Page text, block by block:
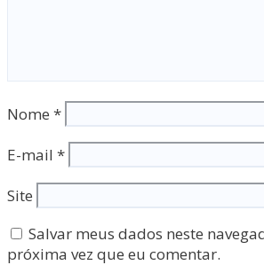
Nome *
E-mail *
Site
Salvar meus dados neste
próxima vez que eu comentar.